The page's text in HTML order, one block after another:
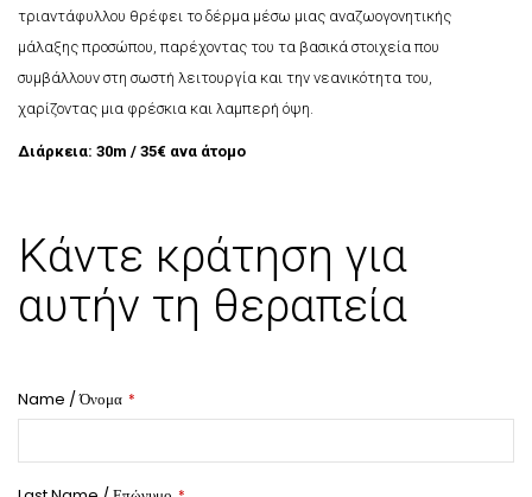
τριαντάφυλλου θρέφει το δέρμα μέσω μιας αναζωογονητικής
μάλαξης προσώπου, παρέχοντας του τα βασικά στοιχεία που
συμβάλλουν στη σωστή λειτουργία και την νεανικότητα του,
χαρίζοντας μια φρέσκια και λαμπερή όψη.
Διάρκεια: 30m / 35€ ανα άτομο
Κάντε κράτηση για
αυτήν τη θεραπεία
Name / Όνομα *